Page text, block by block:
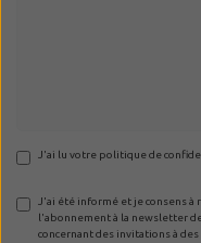
J'ai lu votre politique de
J'ai été informé et je consens
l'abonnement à la newsletter
concernant des invitations à